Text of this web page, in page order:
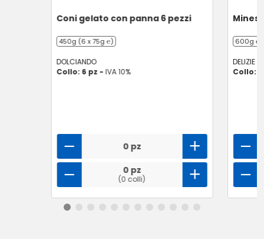
Coni gelato con panna 6 pezzi
450g (6 x 75g ℮)
DOLCIANDO
Collo: 6 pz - IVA 10%
0 pz
0 pz
(0 colli)
600g ℮
DELIZIE
Collo: